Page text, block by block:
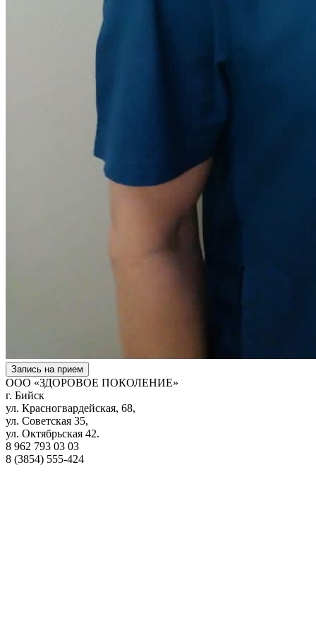
Запись на прием
ООО «ЗДОРОВОЕ ПОКОЛЕНИЕ»
г. Бийск
ул. Красногвардейская, 68,
ул. Советская 35,
ул. Октябрьская 42.
8 962 793 03 03
8 (3854) 555-424